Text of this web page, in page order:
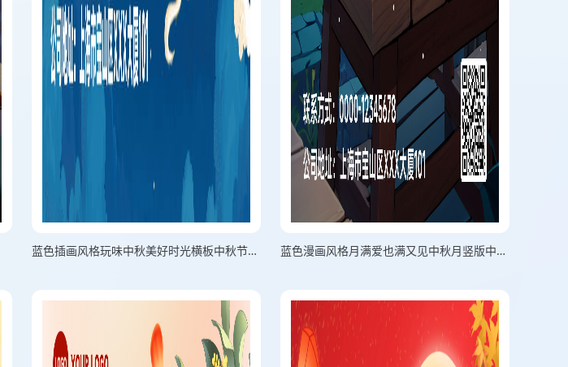
蓝色插画风格玩味中秋美好时光横板中秋节海报 蓝色漫画风格月满爱也满又见中秋月竖版中秋节海报